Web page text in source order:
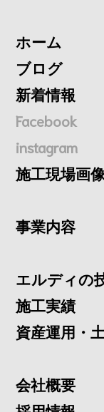
ホーム
ブログ
新着情報
Facebook
instagram
施工現場画
事業内容
エルディの
施工実績
資産運用・
会社概要